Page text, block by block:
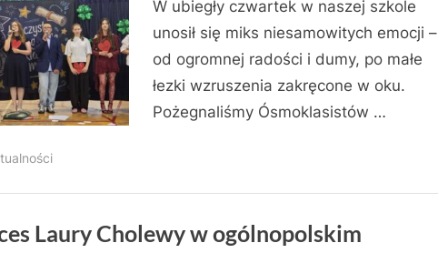
W ubiegły czwartek w naszej szkole
unosił się miks niesamowitych emocji –
od ogromnej radości i dumy, po małe
łezki wzruszenia zakręcone w oku.
Pożegnaliśmy Ósmoklasistów …
Laury Cholewy w ogólnopolskim